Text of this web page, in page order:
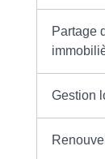
Partage
Gestion